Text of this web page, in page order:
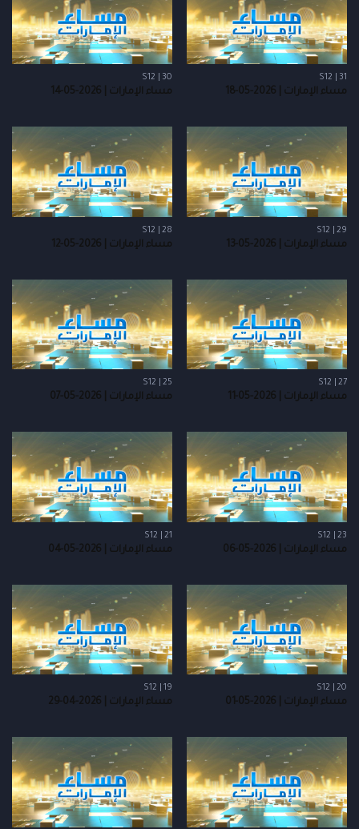
S12 | 31
مساء الإمارات | 2026-05-18
S12 | 30
مساء الإمارات | 2026-05-14
S12 | 29
مساء الإمارات | 2026-05-13
S12 | 28
مساء الإمارات | 2026-05-12
S12 | 27
مساء الإمارات | 2026-05-11
S12 | 25
مساء الإمارات | 2026-05-07
S12 | 23
مساء الإمارات | 2026-05-06
S12 | 21
مساء الإمارات | 2026-05-04
S12 | 20
مساء الإمارات | 2026-05-01
S12 | 19
مساء الإمارات | 2026-04-29